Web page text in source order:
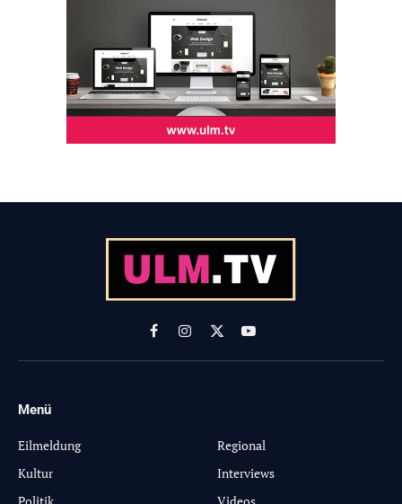
FacebookInstagram
X
(Twitter)
YouTube
Menü
Eilmeldung
Kultur
Politik
Regional
Interviews
Videos